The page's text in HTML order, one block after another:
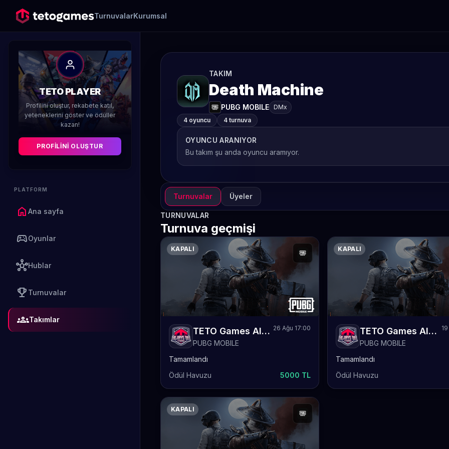
TurnuvalarKurumsal
TETO PLAYER
Profilini oluştur, rekabete katıl,
yeteneklerini göster ve ödüller
kazan!
PROFILINI OLUŞTUR
PLATFORM
home Ana sayfa
sports_esportsOyunlar
hubHublar
emoji_events Turnuvalar
groupsTakımlar
TAKIM
Death Machine
PUBG MOBILE DMx
4 oyuncu
4 turnuva
OYUNCU ARANIYOR
Bu takım şu anda oyuncu aramıyor.
Turnuvalar Üyeler
TURNUVALAR
Turnuva geçmişi
KAPALI
TETO Games Always-ON PUBG Mobile Monthly 4
PUBG MOBILE
26 Ağu 17:00
Tamamlandı
Ödül Havuzu
5000 TL
KAPALI
TETO Games Always-ON PUBG Mobile Weekly 12
PUBG MOBILE
Tamamlandı
Ödül Havuzu
KAPALI